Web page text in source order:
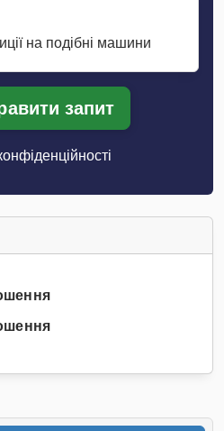
на подібні машини
запит